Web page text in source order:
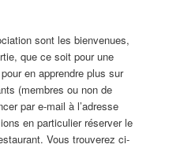
sont les bienvenues,
que ce soit pour une
en apprendre plus sur
(membres ou non de
par e-mail à l’adresse
en particulier réserver le
Vous trouverez ci-